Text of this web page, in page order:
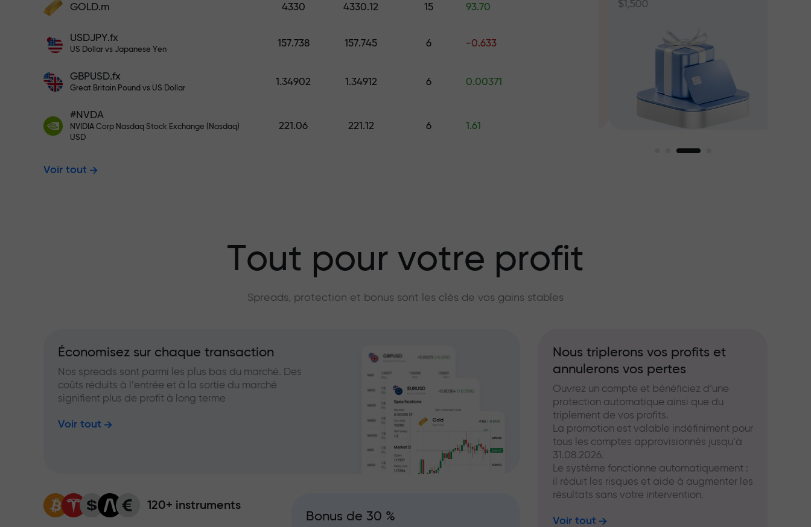
000 fois supérieur à votre dépôt. X1000
n’est pas une erreur. Plus le dépôt est
cadeaux
$1,500
Tradez sans risque — nous
Bonus jusqu’à X1000 — le plus
grand multiplicateur du marché
GOLD.m 4330 4330.12 15 93.70
USDJPY.fx
US Dollar vs Japanese Yen
157.738 157.745 6 -0.633
GBPUSD.fx
Great Britain Pound vs US Dollar
1.34902 1.34912 6 0.00371
#NVDA
NVIDIA Corp Nasdaq Stock Exchange (Nasdaq)
USD
221.06 221.12 6 1.61
Voir tout
$1,500
Tout pour votre profit
Spreads, protection et bonus sont les clés de vos gains stables
Économisez sur chaque transaction
Nos spreads sont parmi les plus bas du marché. Des
coûts réduits à l’entrée et à la sortie du marché
signifient plus de profit à long terme
Voir tout
120+ instruments
Bonus de 30 %
Nous triplerons vos profits et
annulerons vos pertes
Ouvrez un compte et bénéficiez d’une
protection automatique ainsi que du
triplement de vos profits.
La promotion est valable indéfiniment pour
tous les comptes approvisionnés jusqu’à
31.08.2026.
Le système fonctionne automatiquement :
il réduit les risques et aide à augmenter les
résultats sans votre intervention.
Voir tout